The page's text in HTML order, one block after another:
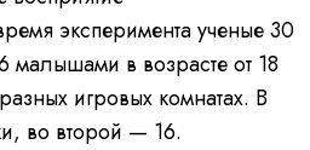
эксперимента ученые 30
малышами в возрасте от 18
игровых комнатах. В
во второй — 16.